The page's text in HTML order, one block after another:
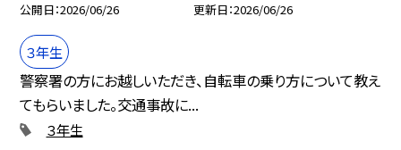
公開日 2026/06/26 更新日 2026/06/26
３年生
警察署の方にお越しいただき、自転車の乗り方について教え
てもらいました。交通事故に...
３年生